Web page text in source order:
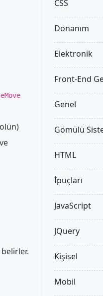
CSS
Donanım
Elektronik
Front-End
Genel
Gömülü
HTML
İpuçları
JavaScript
JQuery
Kişisel
Mobil